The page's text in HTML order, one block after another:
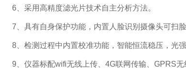
6、采用高精度滤光片技术自主分析方法。
7、具有自身保护功能，内置人脸识别摄像头可扫脸
8、检测过程中内置校准功能，智能恒流稳压，光强
9、仪器标配wifi无线上传、4G联网传输、GPRS无